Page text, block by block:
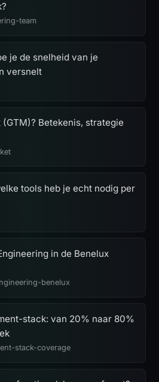
team
je de snelheid van je
versnelt
Betekenis, strategie
tools heb je echt nodig per
in de Benelux
benelux
stack: van 20% naar 80%
stack-coverage